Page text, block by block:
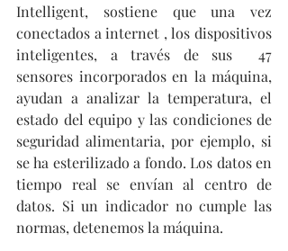
Intelligent, sostiene que una vez
conectados a internet , los dispositivos
inteligentes, a través de sus  47
sensores incorporados en la máquina,
ayudan a analizar la temperatura, el
estado del equipo y las condiciones de
seguridad alimentaria, por ejemplo, si
se ha esterilizado a fondo. Los datos en
tiempo real se envían al centro de
datos. Si un indicador no cumple las
normas, detenemos la máquina.